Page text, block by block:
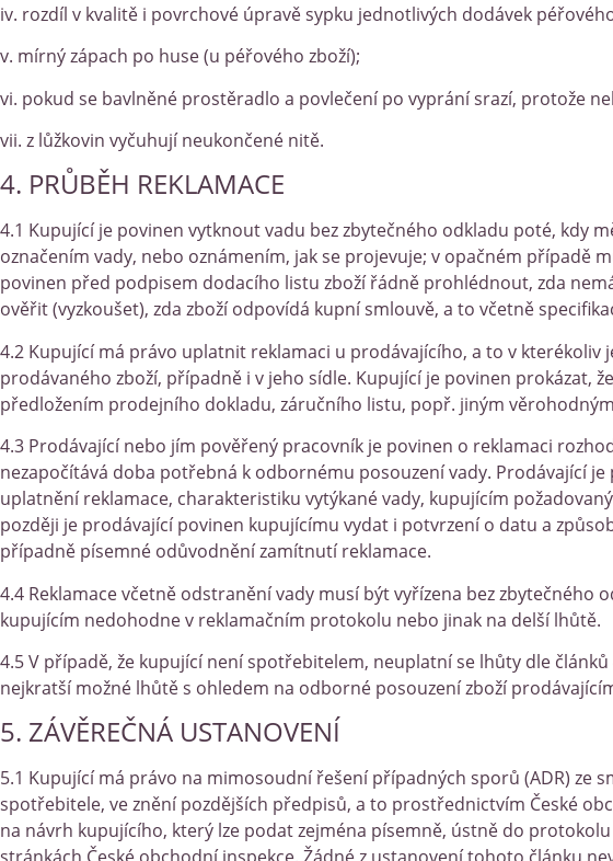
iv. rozdíl v kvalitě i povrchové úpravě sypku jednotlivých dodávek
v. mírný zápach po huse (u péřového zboží);
vi. pokud se bavlněné prostěradlo a povlečení po vyprání srazí, protože
vii. z lůžkovin vyčuhují neukončené nitě.
4. PRŮBĚH REKLAMACE
4.1 Kupující je povinen vytknout vadu bez zbytečného odkladu poté, kdy
označením vady, nebo oznámením, jak se projevuje; v opačném případě
povinen před podpisem dodacího listu zboží řádně prohlédnout, zda
ověřit (vyzkoušet), zda zboží odpovídá kupní smlouvě, a to včetně
4.2 Kupující má právo uplatnit reklamaci u prodávajícího, a to v
prodávaného zboží, případně i v jeho sídle. Kupující je povinen prokázat,
předložením prodejního dokladu, záručního listu, popř. jiným
4.3 Prodávající nebo jím pověřený pracovník je povinen o reklamaci
nezapočítává doba potřebná k odbornému posouzení vady. Prodávající
uplatnění reklamace, charakteristiku vytýkané vady, kupujícím
později je prodávající povinen kupujícímu vydat i potvrzení o datu a
případně písemné odůvodnění zamítnutí reklamace.
4.4 Reklamace včetně odstranění vady musí být vyřízena bez
kupujícím nedohodne v reklamačním protokolu nebo jinak na delší lhůtě.
4.5 V případě, že kupující není spotřebitelem, neuplatní se lhůty dle
nejkratší možné lhůtě s ohledem na odborné posouzení zboží
5. ZÁVĚREČNÁ USTANOVENÍ
5.1 Kupující má právo na mimosoudní řešení případných sporů (ADR) ze
spotřebitele, ve znění pozdějších předpisů, a to prostřednictvím České
na návrh kupujícího, který lze podat zejména písemně, ústně do